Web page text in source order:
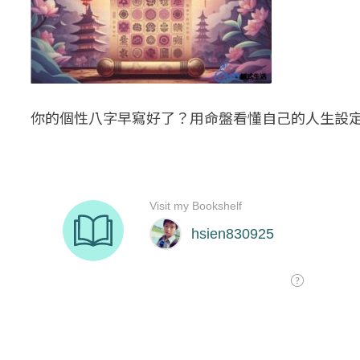
你的個性八字早寫好了？用命盤看懂自己的人生設